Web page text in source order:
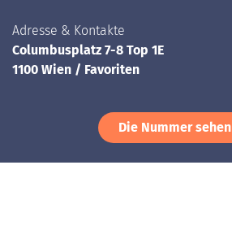
Adresse & Kontakte
Columbusplatz 7-8 Top 1E
1100 Wien / Favoriten
Die Nummer sehen